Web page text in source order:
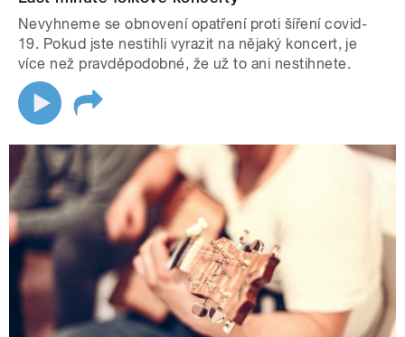
Nevyhneme se obnovení opatření proti šíření covid-
19. Pokud jste nestihli vyrazit na nějaký koncert, je
více než pravděpodobné, že už to ani nestihnete.